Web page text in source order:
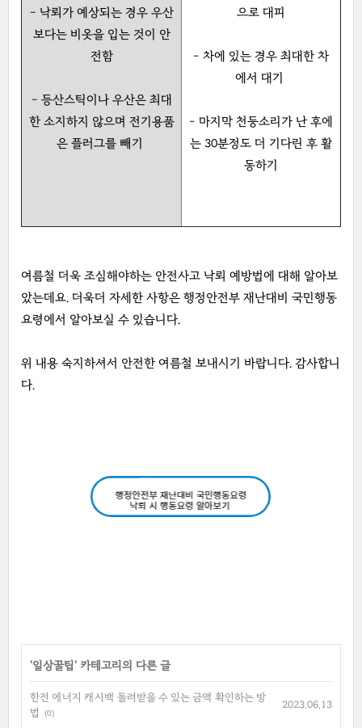
- 낙뢰가 예상되는 경우 우산
보다는 비옷을 입는 것이 안
전함
- 등산스틱이나 우산은 최대
한 소지하지 않으며 전기용품
은 플러그를 빼기
으로 대피
- 차에 있는 경우 최대한 차
에서 대기
- 마지막 천둥소리가 난 후에
는 30분정도 더 기다린 후 활
동하기
여름철 더욱 조심해야하는 안전사고 낙뢰 예방법에 대해 알아보
았는데요. 더욱더 자세한 사항은 행정안전부 재난대비 국민행동
요령에서 알아보실 수 있습니다.
위 내용 숙지하셔서 안전한 여름철 보내시기 바랍니다. 감사합니
다.
'일상꿀팁' 카테고리의 다른 글
한전 에너지 캐시백 돌려받을 수 있는 금액 확인하는 방
법
(0)
2023.06.13